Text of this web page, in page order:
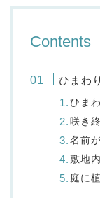
Contents
ひまわ
ひま
咲き
名前
敷地
庭に